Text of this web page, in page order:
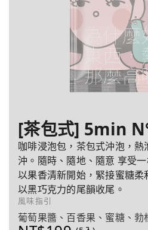
[茶包式] 5min
咖啡浸泡包，茶包式沖泡，
沖。隨時、隨地、隨意 享受一
以果香清新開始，緊接蜜糖
以黑巧克力的尾韻收尾。
風味指引
葡萄果醬、百香果、蜜糖、勃